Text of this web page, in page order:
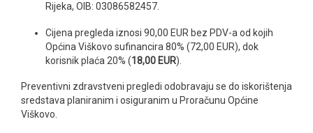
Rijeka, OIB: 03086582457.
Cijena pregleda iznosi 90,00 EUR bez PDV-a od kojih
Općina Viškovo sufinancira 80% (72,00 EUR), dok
korisnik plaća 20% (18,00 EUR).
Preventivni zdravstveni pregledi odobravaju se do iskorištenja
sredstava planiranim i osiguranim u Proračunu Općine
Viškovo.